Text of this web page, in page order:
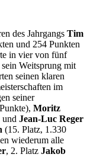
des JahrgangsTim
und 254 Punkten
in vier von fünf
Weitsprung mit
seinen klaren
im
seiner
Moritz
undJean-Luc Reger
(15. Platz, 1.330
wiederum alle
, 2. PlatzJakob